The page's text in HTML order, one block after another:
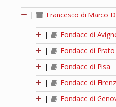
| Francesco di Marco
|
Fondaco di
|
Fondaco di Prato
|
Fondaco di Pisa
|
Fondaco di
|
Fondaco di